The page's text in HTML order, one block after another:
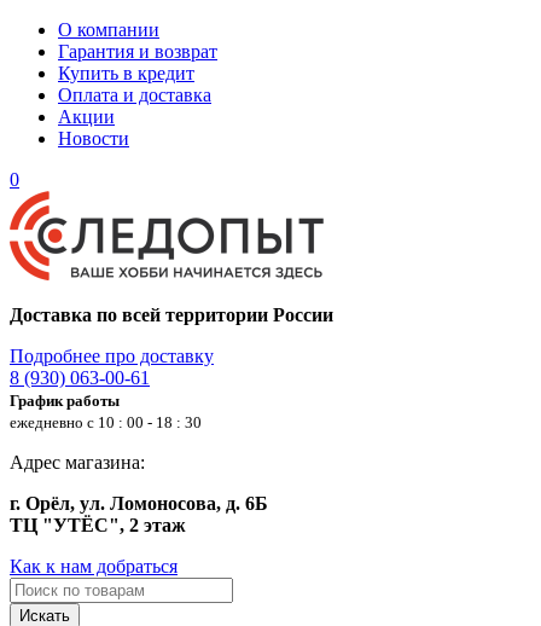
О компании
Гарантия и возврат
Купить в кредит
Оплата и доставка
Акции
Новости
0
Доставка по всей территории России
Подробнее про доставку
8 (930) 063-00-61
График работы
ежедневно с 10 : 00 - 18 : 30
Адрес магазина:
г. Орёл, ул. Ломоносова, д. 6Б
ТЦ "УТЁС", 2 этаж
Как к нам добраться
Искать